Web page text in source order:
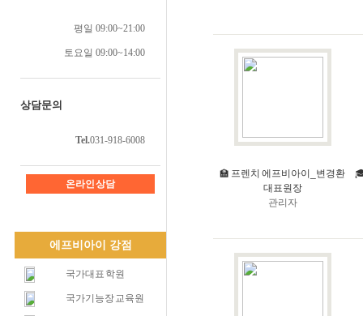
평일 09:00~21:00
토요일 09:00~14:00
상담문의
Tel.031-918-6008
온라인 상담
에프비아이 강점
국가대표 학원
국가기능장 교육원
🏫 프렌치 에프비아이_변경환
대표원장
관리자